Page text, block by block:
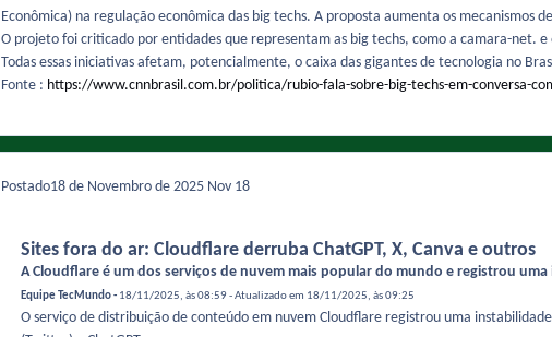
Econômica) na regulação econômica das big techs. A proposta aumenta os
O projeto foi criticado por entidades que representam as big techs, como a camara-net. e
Todas essas iniciativas afetam, potencialmente, o caixa das gigantes de tecnologia no
Fonte : https://www.cnnbrasil.com.br/politica/rubio-fala-sobre-big-techs-em-conversa-
Postado18 de Novembro de 2025 Nov 18
Sites fora do ar: Cloudflare derruba ChatGPT, X, Canva e outros
A Cloudflare é um dos serviços de nuvem mais popular do mundo e registrou
Equipe TecMundo - 18/11/2025, às 08:59 - Atualizado em 18/11/2025, às 09:25
O serviço de distribuição de conteúdo em nuvem Cloudflare registrou uma